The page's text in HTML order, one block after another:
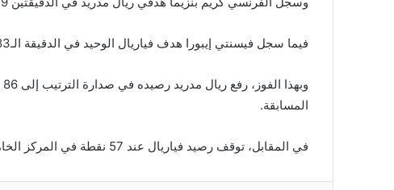
فيما سجل فيسنتي إيبورا هدف فياريال الوحيد في الدقيقة الـ83 من عمر اللقاء.
المسابقة.
في المقابل، توقف رصيد فياريال عند 57 نقطة في المركز الخامس على جدول ترتيب فرق الدوري.